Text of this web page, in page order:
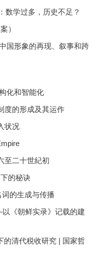
数学过多，历史不足？
）
国形象的再现、叙事和跨
化和智能化
度的形成及其运作
状况
至二十世紀初
的秘诀
的生成与传播
《朝鲜实录》记载的建
的清代税收研究 | 国家哲